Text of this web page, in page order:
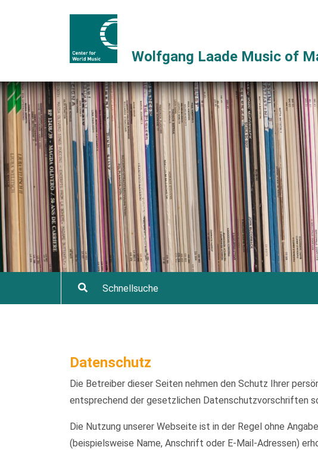
Wolfgang Laade Music of
Datenschutz
Die Betreiber dieser Seiten nehmen den Schutz Ihrer
entsprechend der gesetzlichen Datenschutzvorschriften
Die Nutzung unserer Webseite ist in der Regel ohne
(beispielsweise Name, Anschrift oder E-Mail-Adressen)